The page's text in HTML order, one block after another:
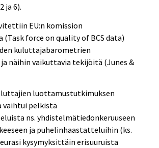
ja 6).
EU:n komission
force on quality of BCS data)
kuluttajabarometrien
ja näihin vaikuttavia tekijöitä (Junes &
luottamustutkimuksen
vaihtui pelkistä
ns. yhdistelmätiedonkeruuseen
ja puhelinhaastatteluihin (ks.
kysymyksittäin erisuuruista